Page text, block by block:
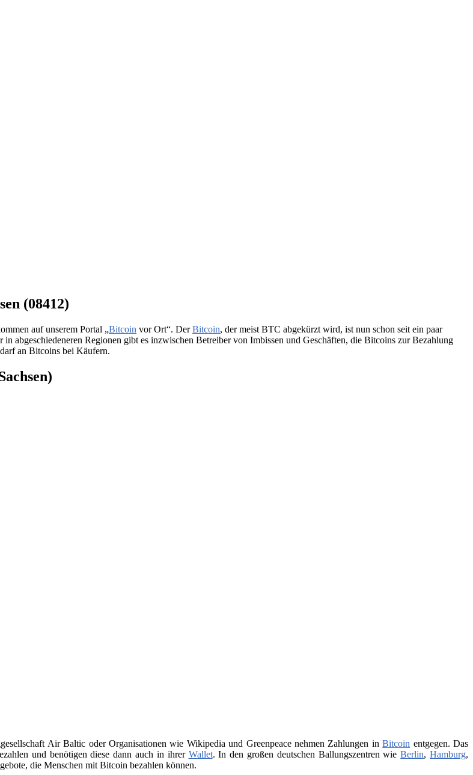
(08412)
auf unserem Portal „Bitcoin vor Ort“. DerBitcoin, der meist BTC abgekürzt wird, ist nun schon seit ein paar
in abgeschiedeneren Regionen gibt es inzwischen Betreiber von Imbissen und Geschäften, die Bitcoins zur Bezahlung
an Bitcoins bei Käufern.
Air Baltic oder Organisationen wie Wikipedia und Greenpeace nehmen Zahlungen inBitcoin entgegen. Das
und benötigen diese dann auch in ihrer Wallet. In den großen deutschen Ballungszentren wieBerlin,Hamburg,
die Menschen mit Bitcoin bezahlen können.